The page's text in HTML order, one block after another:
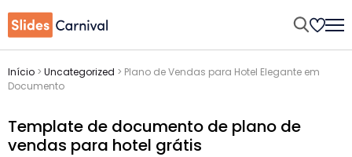
Início > Uncategorized > Plano de Vendas para Hotel Elegante em
Documento
Template de documento de plano de
vendas para hotel grátis